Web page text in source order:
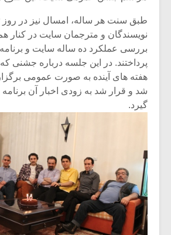
طبق سنت هر ساله، امسال نیز در روز
نویسندگان و مترجمان سایت در کنار
بررسی عملکرد ده ساله سایت و برنامه
پرداختند. در این جلسه درباره جشنی
هفته های آینده به صورت عمومی
شد و قرار شد به زودی اخبار آن
گیرد.
میکلوش روژا
یادداشتی بر موسیقی
متن فیلم «متری
اگر نمی توانی
مشهورترین باشی،
بدنام ترین باش